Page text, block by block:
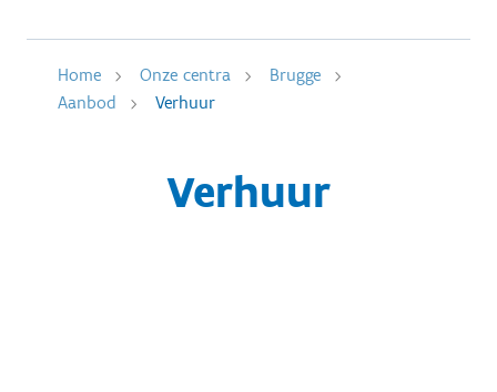
Home Onze centra
Brugge
Aanbod
Verhuur
Verhuur